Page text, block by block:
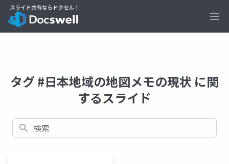
タグ #日本地域の地図メモの現状 に関
するスライド
検索